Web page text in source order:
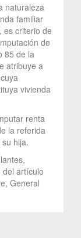
naturaleza
familiar
es criterio de
de
85 de la
atribuye a
vivienda
renta
la referida
hija.
artículo
General